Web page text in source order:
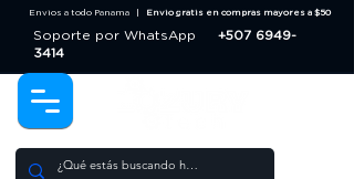
Envios a todo Panama | Envio gratis en compras mayores a $50
Soporte por WhatsApp
+507 6949-
3414